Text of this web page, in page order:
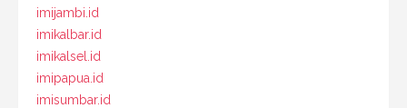
imijambi.id
imikalbar.id
imikalsel.id
imipapua.id
imisumbar.id